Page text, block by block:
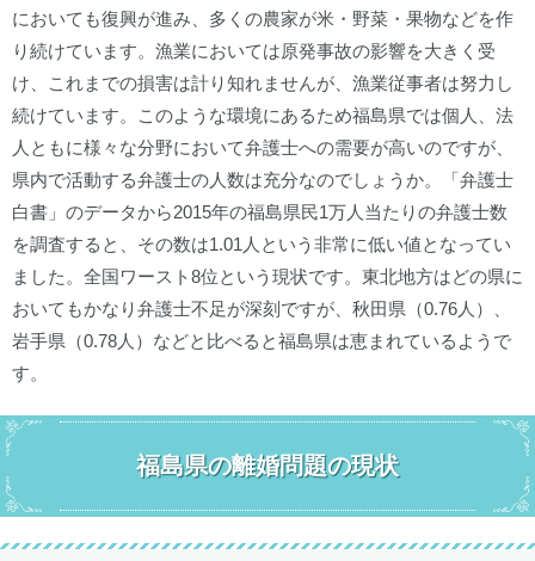
においても復興が進み、多くの農家が米・野菜・果物などを作
り続けています。漁業においては原発事故の影響を大きく受
け、これまでの損害は計り知れませんが、漁業従事者は努力し
続けています。このような環境にあるため福島県では個人、法
人ともに様々な分野において弁護士への需要が高いのですが、
県内で活動する弁護士の人数は充分なのでしょうか。「弁護士
白書」のデータから2015年の福島県民1万人当たりの弁護士数
を調査すると、その数は1.01人という非常に低い値となってい
ました。全国ワースト8位という現状です。東北地方はどの県に
おいてもかなり弁護士不足が深刻ですが、秋田県（0.76人）、
岩手県（0.78人）などと比べると福島県は恵まれているようで
す。
福島県の離婚問題の現状